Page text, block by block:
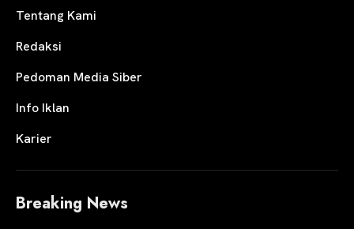
Tentang Kami
Redaksi
Pedoman Media Siber
Info Iklan
Karier
Breaking News